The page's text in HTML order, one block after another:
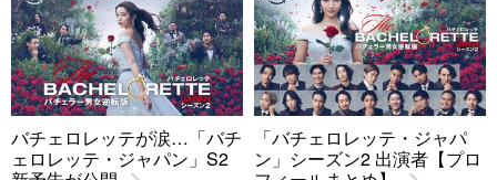
バチェロレッテが涙…「バチ
ェロレッテ・ジャパン」S2
「バチェロレッテ・ジャパ
ン」シーズン2 出演者【プロ